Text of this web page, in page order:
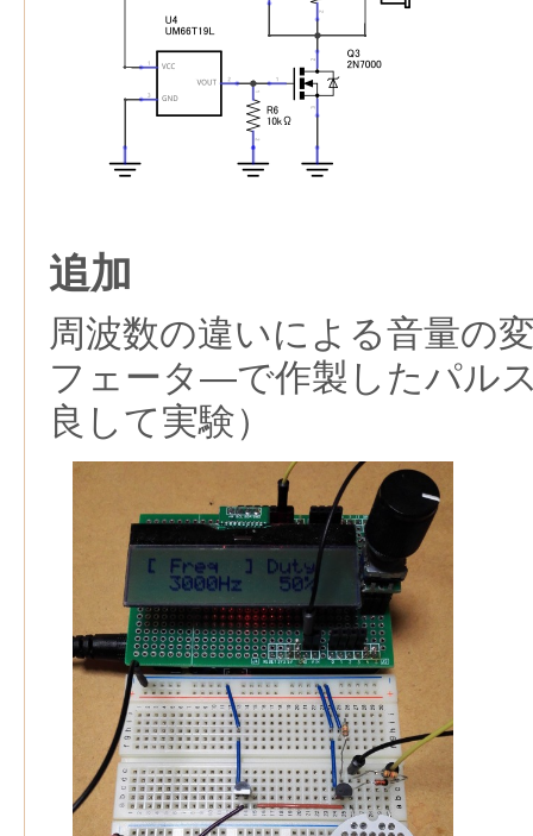
追加
周波数の違いによる音量の
フェータ―で作製したパル
良して実験）